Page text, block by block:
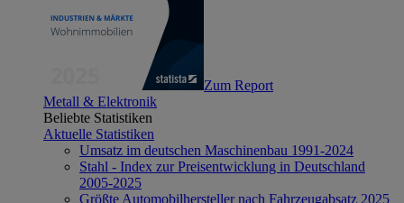
Zum Report
Metall & Elektronik
Beliebte Statistiken
Aktuelle Statistiken
Umsatz im deutschen Maschinenbau 1991-2024
Stahl - Index zur Preisentwicklung in Deutschland
2005-2025
Größte Automobilhersteller nach Fahrzeugabsatz 2025